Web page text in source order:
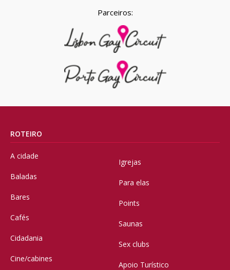
Parceiros:
ROTEIRO
A cidade
Baladas
Bares
Cafés
Cidadania
Cine/cabines
Igrejas
Para elas
Points
Saunas
Sex clubs
Apoio Turístico